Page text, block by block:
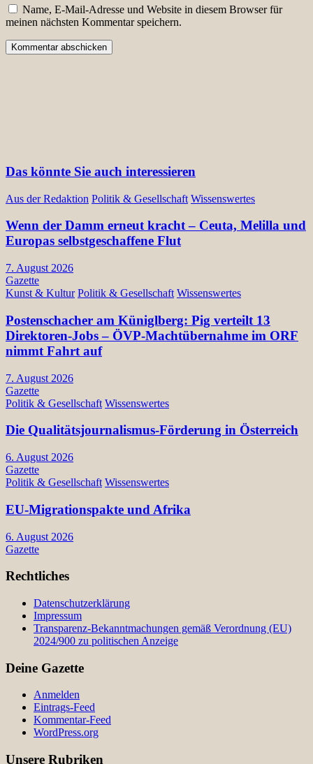
Name, E-Mail-Adresse und Website in diesem Browser für
meinen nächsten Kommentar speichern.
Das könnte Sie auch interessieren
Aus der Redaktion Politik & Gesellschaft Wissenswertes
Wenn der Damm erneut kracht – Ceuta, Melilla und
Europas selbstgeschaffene Flut
7. August 2026
Gazette
Kunst & Kultur Politik & Gesellschaft Wissenswertes
Postenschacher am Küniglberg: Pig verteilt 13
Direktoren-Jobs – ÖVP-Machtübernahme im ORF
nimmt Fahrt auf
7. August 2026
Gazette
Politik & Gesellschaft Wissenswertes
Die Qualitätsjournalismus-Förderung in Österreich
6. August 2026
Gazette
Politik & Gesellschaft Wissenswertes
EU-Migrationspakte und Afrika
6. August 2026
Gazette
Rechtliches
Datenschutzerklärung
Impressum
Transparenz-Bekanntmachungen gemäß Verordnung (EU)
2024/900 zu politischen Anzeige
Deine Gazette
Anmelden
Eintrags-Feed
Kommentar-Feed
WordPress.org
Unsere Rubriken